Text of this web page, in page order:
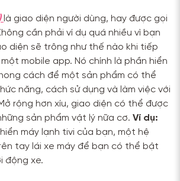
là giao diện người dùng, hay được gọi
cần phải ví dụ quá nhiều vì bạn
diện sẽ trông như thế nào khi tiếp
mobile app. Nó chính là phần hiển
cách để một sản phẩm có thể
năng, cách sử dụng và làm việc với
rộng hơn xíu, giao diện có thể được
sản phẩm vật lý nữa cơ. Ví dụ:
máy lạnh tivi của bạn, một hệ
tay lái xe máy để bạn có thể bật
động xe.